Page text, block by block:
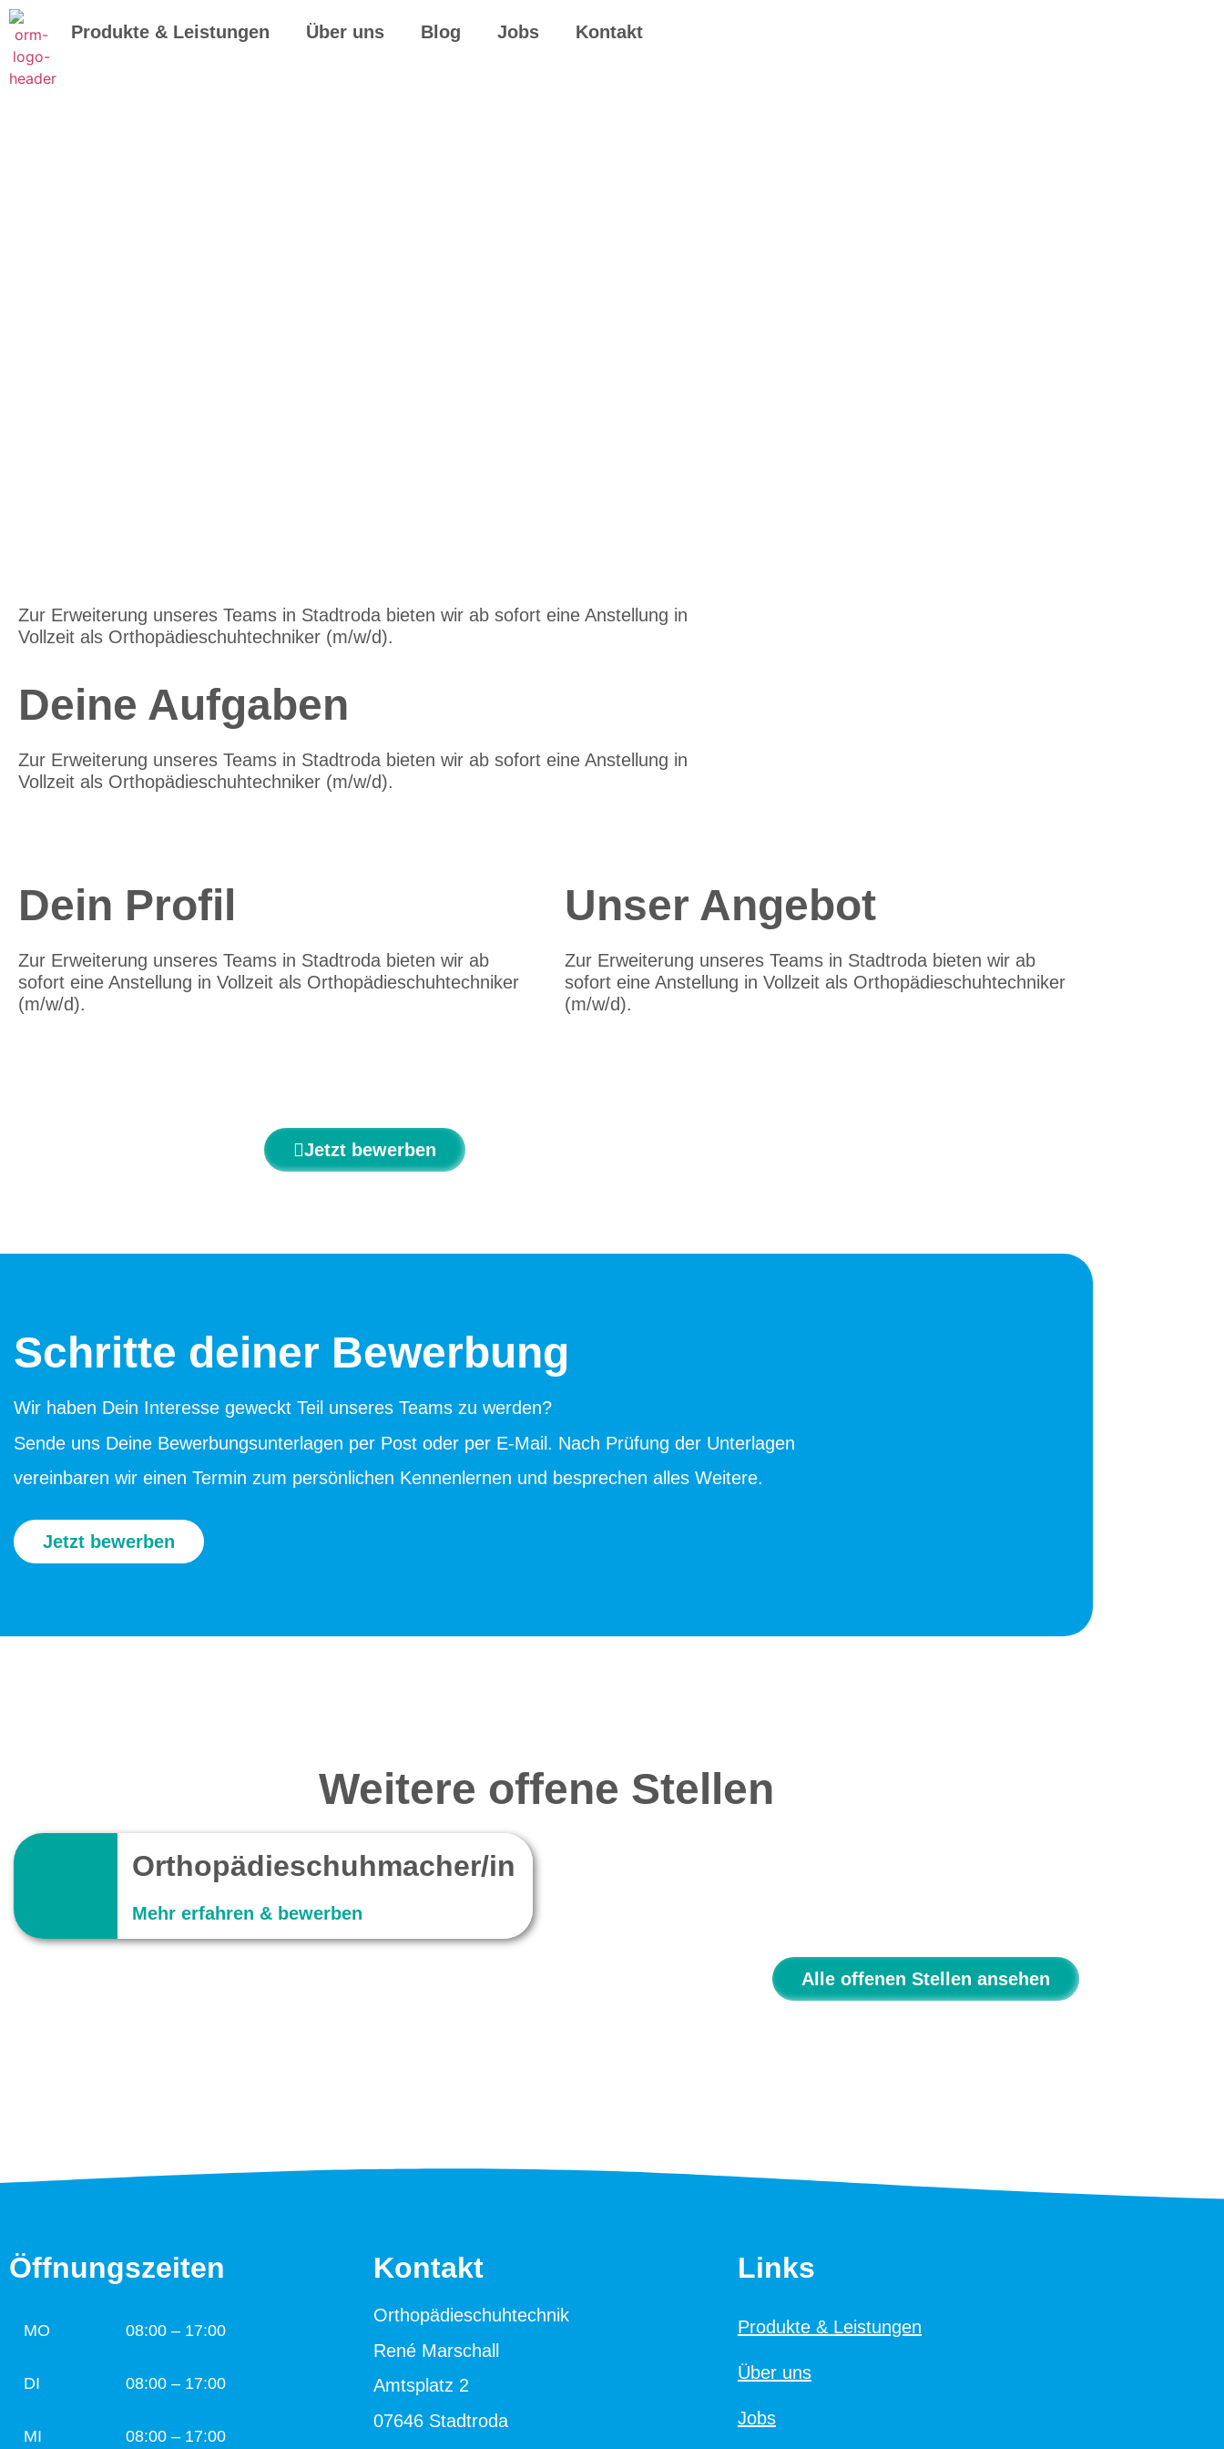
Produkte & Leistungen Über uns Blog Jobs Kontakt
Zur Erweiterung unseres Teams in Stadtroda bieten wir ab sofort eine Anstellung in
Vollzeit als Orthopädieschuhtechniker (m/w/d).
Deine Aufgaben
Zur Erweiterung unseres Teams in Stadtroda bieten wir ab sofort eine Anstellung in
Vollzeit als Orthopädieschuhtechniker (m/w/d).
Dein Profil
Zur Erweiterung unseres Teams in Stadtroda bieten wir ab
sofort eine Anstellung in Vollzeit als Orthopädieschuhtechniker
(m/w/d).
Unser Angebot
Zur Erweiterung unseres Teams in Stadtroda bieten wir ab
sofort eine Anstellung in Vollzeit als Orthopädieschuhtechniker
(m/w/d).
Jetzt bewerben
Schritte deiner Bewerbung
Wir haben Dein Interesse geweckt Teil unseres Teams zu werden?
Sende uns Deine Bewerbungsunterlagen per Post oder per E-Mail. Nach Prüfung der Unterlagen
vereinbaren wir einen Termin zum persönlichen Kennenlernen und besprechen alles Weitere.
Jetzt bewerben
Weitere offene Stellen
Orthopädieschuhmacher/in
Mehr erfahren & bewerben
Alle offenen Stellen ansehen
Öffnungszeiten
MO 08:00 – 17:00
DI 08:00 – 17:00
MI 08:00 – 17:00
Kontakt
Orthopädieschuhtechnik
René Marschall
Amtsplatz 2
07646 Stadtroda
Links
Produkte & Leistungen
Über uns
Jobs